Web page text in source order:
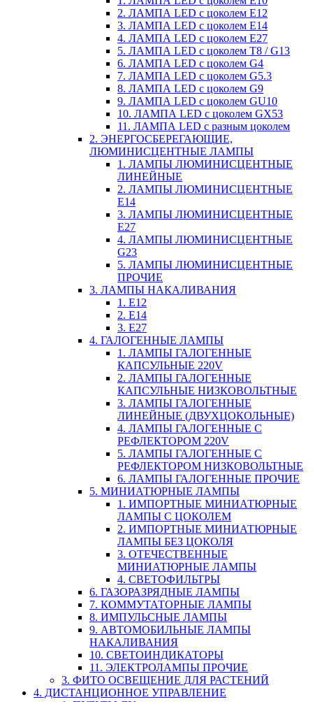
2. ЛАМПА LED c цоколем E12
3. ЛАМПА LED c цоколем E14
4. ЛАМПА LED c цоколем E27
5. ЛАМПА LED c цоколем T8 / G13
6. ЛАМПА LED c цоколем G4
7. ЛАМПА LED c цоколем G5.3
8. ЛАМПА LED c цоколем G9
9. ЛАМПА LED c цоколем GU10
10. ЛАМПА LED c цоколем GX53
11. ЛАМПА LED c разным цоколем
2. ЭНЕРГОСБЕРЕГАЮЩИЕ,
ЛЮМИНИСЦЕНТНЫЕ ЛАМПЫ
1. ЛАМПЫ ЛЮМИНИСЦЕНТНЫЕ
ЛИНЕЙНЫЕ
2. ЛАМПЫ ЛЮМИНИСЦЕНТНЫЕ
E14
3. ЛАМПЫ ЛЮМИНИСЦЕНТНЫЕ
E27
4. ЛАМПЫ ЛЮМИНИСЦЕНТНЫЕ
G23
5. ЛАМПЫ ЛЮМИНИСЦЕНТНЫЕ
ПРОЧИЕ
3. ЛАМПЫ НАКАЛИВАНИЯ
1. E12
2. Е14
3. Е27
4. ГАЛОГЕННЫЕ ЛАМПЫ
1. ЛАМПЫ ГАЛОГЕННЫЕ
КАПСУЛЬНЫЕ 220V
2. ЛАМПЫ ГАЛОГЕННЫЕ
КАПСУЛЬНЫЕ НИЗКОВОЛЬТНЫЕ
3. ЛАМПЫ ГАЛОГЕННЫЕ
ЛИНЕЙНЫЕ (ДВУХЦОКОЛЬНЫЕ)
4. ЛАМПЫ ГАЛОГЕННЫЕ С
РЕФЛЕКТОРОМ 220V
5. ЛАМПЫ ГАЛОГЕННЫЕ С
РЕФЛЕКТОРОМ НИЗКОВОЛЬТНЫЕ
6. ЛАМПЫ ГАЛОГЕННЫЕ ПРОЧИЕ
5. МИНИАТЮРНЫЕ ЛАМПЫ
1. ИМПОРТНЫЕ МИНИАТЮРНЫЕ
ЛАМПЫ С ЦОКОЛЕМ
2. ИМПОРТНЫЕ МИНИАТЮРНЫЕ
ЛАМПЫ БЕЗ ЦОКОЛЯ
3. ОТЕЧЕСТВЕННЫЕ
МИНИАТЮРНЫЕ ЛАМПЫ
4. СВЕТОФИЛЬТРЫ
6. ГАЗОРАЗРЯДНЫЕ ЛАМПЫ
7. КОММУТАТОРНЫЕ ЛАМПЫ
8. ИМПУЛЬСНЫЕ ЛАМПЫ
9. АВТОМОБИЛЬНЫЕ ЛАМПЫ
НАКАЛИВАНИЯ
10. СВЕТОИНДИКАТОРЫ
11. ЭЛЕКТРОЛАМПЫ ПРОЧИЕ
3. ФИТО ОСВЕЩЕНИЕ ДЛЯ РАСТЕНИЙ
4. ДИСТАНЦИОННОЕ УПРАВЛЕНИЕ